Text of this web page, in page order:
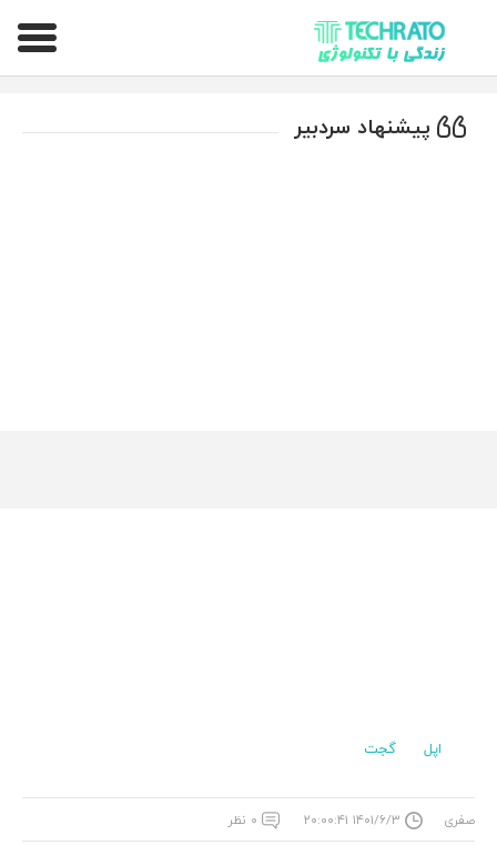
تکراتو – زندگی با تکنولوژی
پیشنهاد سردبیر
اپل گجت
صفری ۱۴۰۱/۶/۳ ۲۰:۰۰:۴۱ ۰ نظر